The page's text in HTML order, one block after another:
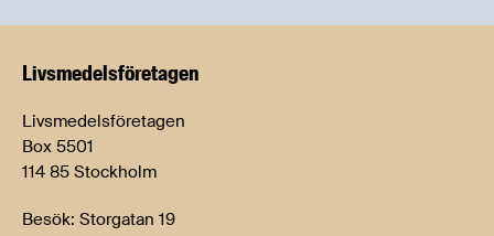
Livsmedels­företagen
Livsmedelsföretagen
Box 5501
114 85 Stockholm
Besök: Storgatan 19